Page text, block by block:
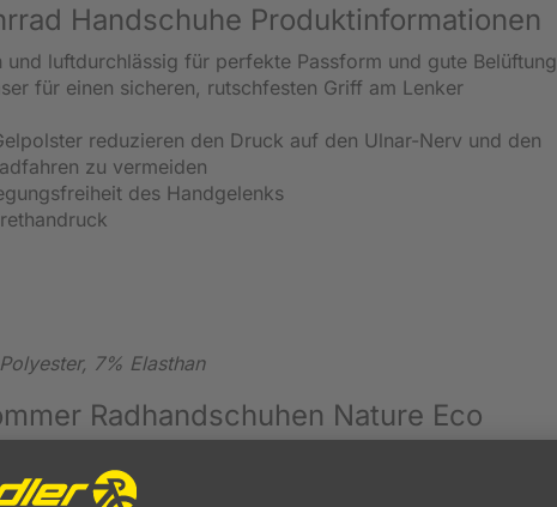
Handschuhe Produktinformationen
luftdurchlässig für perfekte Passform und gute Belüftung
für einen sicheren, rutschfesten Griff am Lenker
reduzieren den Druck auf den Ulnar-Nerv und den
zu vermeiden
des Handgelenks
7% Elasthan
Radhandschuhen Nature Eco
sind Ihr perfekter Begleiter beim Radfahren, um mehr